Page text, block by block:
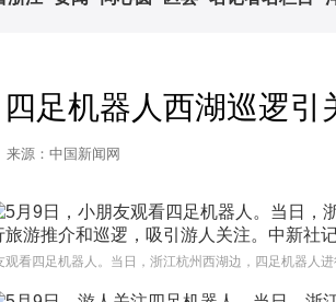
足机器人西湖巡逻引
来源：中国新闻网
观看四足机器人。当日，浙江杭州西湖边，四足机器人